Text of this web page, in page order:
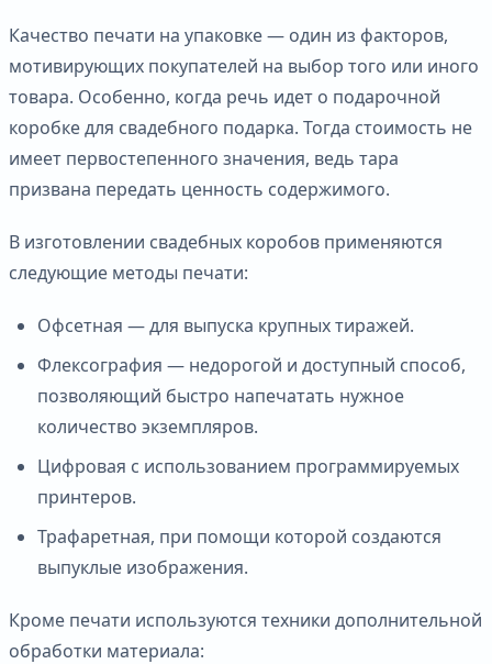
Качество печати на упаковке — один из факторов,
мотивирующих покупателей на выбор того или иного
товара. Особенно, когда речь идет о подарочной
коробке для свадебного подарка. Тогда стоимость не
имеет первостепенного значения, ведь тара
призвана передать ценность содержимого.
В изготовлении свадебных коробов применяются
следующие методы печати:
Офсетная — для выпуска крупных тиражей.
Флексография — недорогой и доступный способ,
позволяющий быстро напечатать нужное
количество экземпляров.
Цифровая с использованием программируемых
принтеров.
Трафаретная, при помощи которой создаются
выпуклые изображения.
Кроме печати используются техники дополнительной
обработки материала: